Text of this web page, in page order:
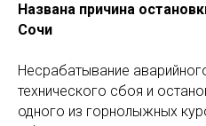
Названа причина
Сочи
Несрабатывание
технического сбоя и
одного из горнолыжных